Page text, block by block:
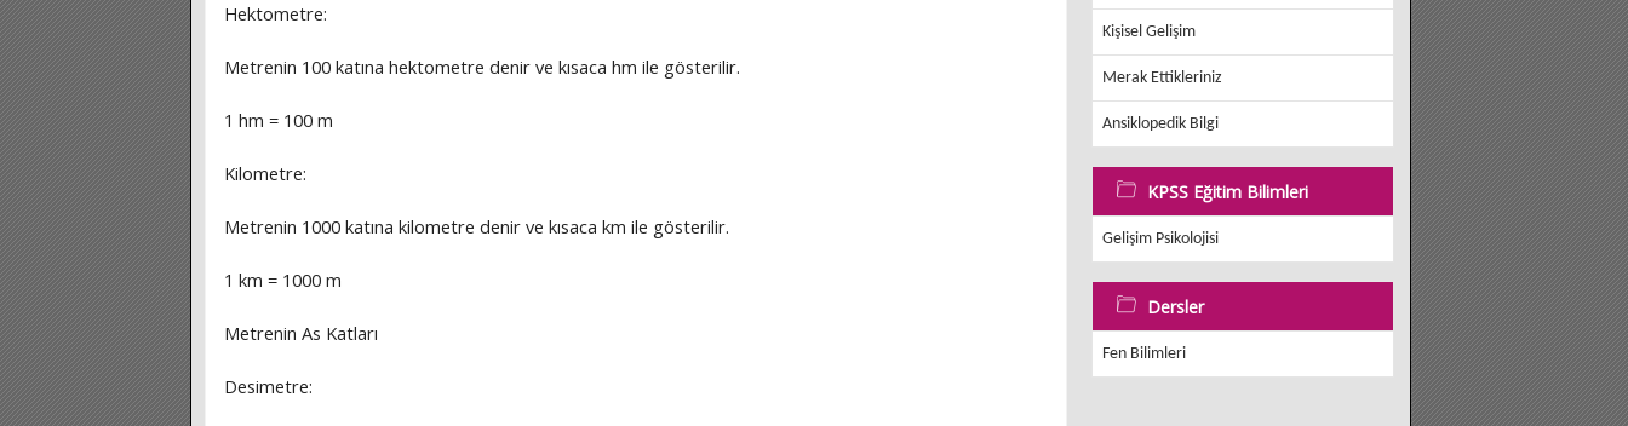
Hektometre:
Metrenin 100 katına hektometre denir ve kısaca hm ile gösterilir.
1 hm = 100 m
Kilometre:
Metrenin 1000 katına kilometre denir ve kısaca km ile gösterilir.
1 km = 1000 m
Metrenin As Katları
Desimetre:
Kişisel Gelişim
Merak Ettikleriniz
Ansiklopedik Bilgi
KPSS Eğitim Bilimleri
Gelişim Psikolojisi
Dersler
Fen Bilimleri